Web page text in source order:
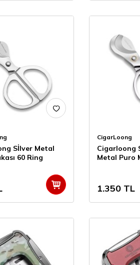
Sİlver Metal
60 Ring
CigarLoong
Cigarloong
Metal Puro
1.350 TL